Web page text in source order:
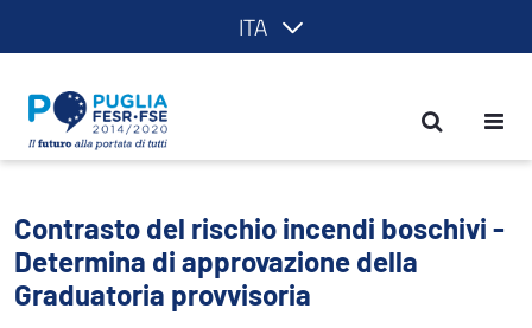
ITA
Contrasto del rischio incendi boschivi
Contrasto del rischio incendi boschivi -
Determina di approvazione della
Graduatoria provvisoria